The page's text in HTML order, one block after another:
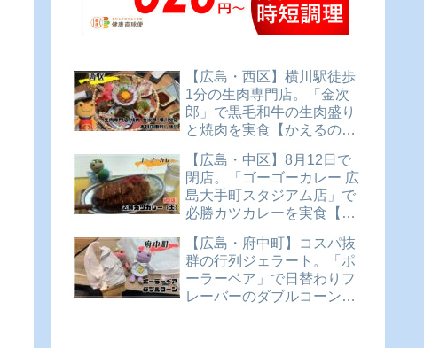
【広島・西区】横川駅徒歩
1分の生肉専門店。「金次
郎」で黒毛和牛の生肉盛り
と焼肉を実食【かえるのピ
【広島・中区】8月12日で
閉店。「ゴーゴーカレー 広
島大手町スタジアム店」で
必勝カツカレーを実食【か
ュー】
【広島・府中町】コスパ抜
群の行列ジェラート。「ポ
ーラーベア」で日替わりフ
レーバーのダブルコーンを